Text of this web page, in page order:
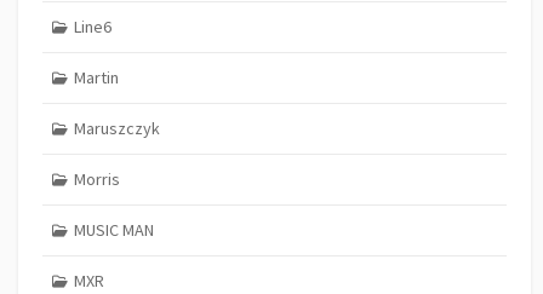
Line6
Martin
Maruszczyk
Morris
MUSIC MAN
MXR